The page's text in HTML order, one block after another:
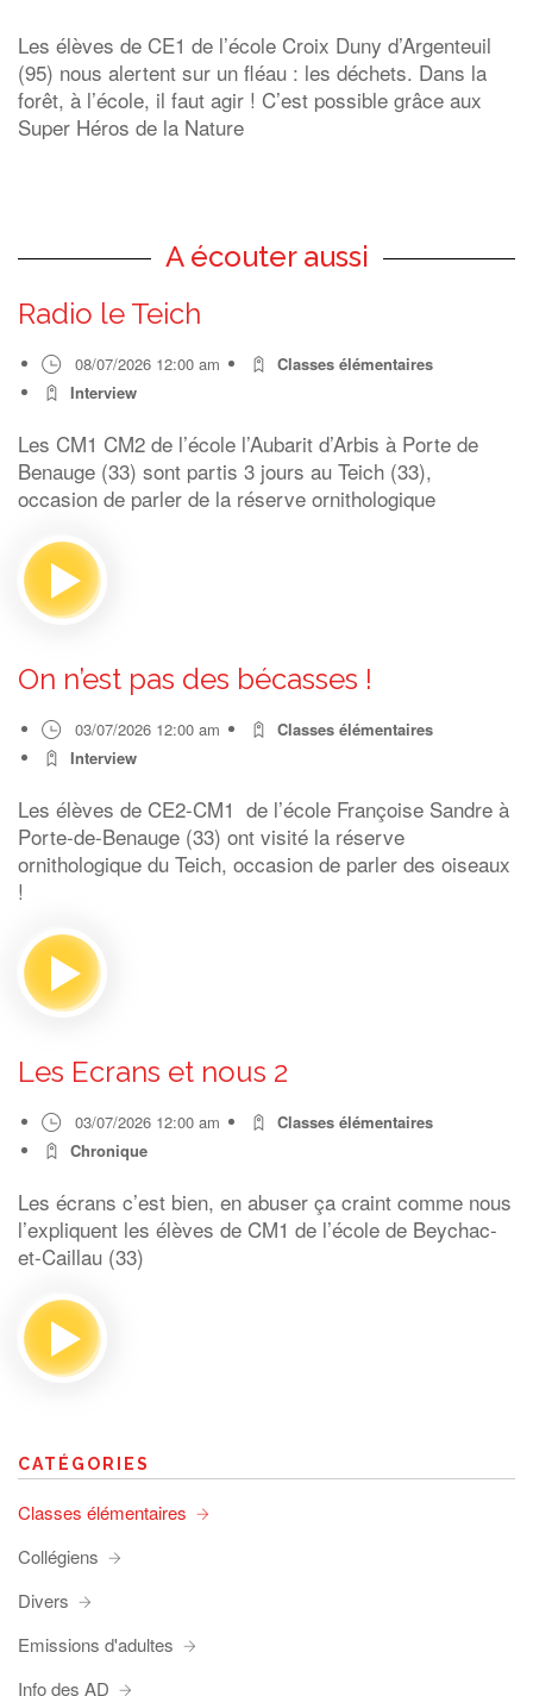
Les élèves de CE1 de l’école Croix Duny d’Argenteuil
(95) nous alertent sur un fléau : les déchets. Dans la
forêt, à l’école, il faut agir ! C’est possible grâce aux
Super Héros de la Nature
A écouter aussi
Radio le Teich
08/07/2026 12:00 am
Classes élémentaires
Interview
Les CM1 CM2 de l’école l’Aubarit d’Arbis à Porte de
Benauge (33) sont partis 3 jours au Teich (33),
occasion de parler de la réserve ornithologique
On n’est pas des bécasses !
03/07/2026 12:00 am
Classes élémentaires
Interview
Les élèves de CE2-CM1 de l’école Françoise Sandre à
Porte-de-Benauge (33) ont visité la réserve
ornithologique du Teich, occasion de parler des oiseaux
!
Les Ecrans et nous 2
03/07/2026 12:00 am
Classes élémentaires
Chronique
Les écrans c’est bien, en abuser ça craint comme nous
l’expliquent les élèves de CM1 de l’école de Beychac-
et-Caillau (33)
CATÉGORIES
Classes élémentaires
Collégiens
Divers
Emissions d'adultes
Info des AD